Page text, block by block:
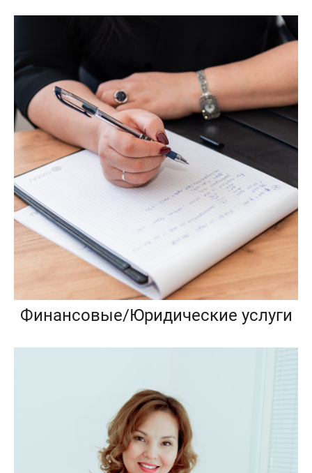
Финансовые/Юридические услуги